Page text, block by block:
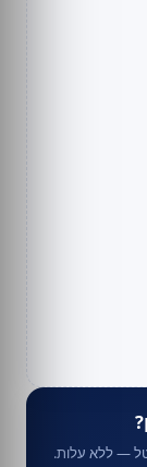
— ללא עלות.